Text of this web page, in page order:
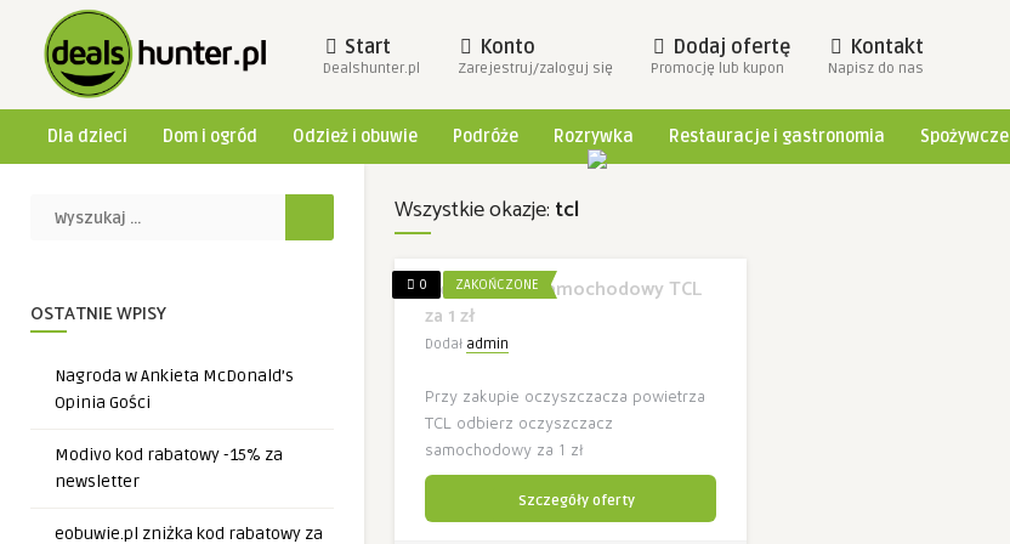
Start
Dealshunter.pl
Konto
Zarejestruj/zaloguj się
Dodaj ofertę
Promocję lub kupon
Kontakt
Napisz do nas
Dla dzieci Dom i ogród Odzież i obuwie Podróże Rozrywka Restauracje i gastronomia Spożywcze
OSTATNIE WPISY
Nagroda w Ankieta McDonald’s
Opinia Gości
Modivo kod rabatowy -15% za
newsletter
eobuwie.pl zniżka kod rabatowy za
Wszystkie okazje: tcl
0 ZAKOŃCZONE
Oczyszczacz samochodowy TCL
za 1 zł
Dodał admin
Przy zakupie oczyszczacza powietrza
TCL odbierz oczyszczacz
samochodowy za 1 zł
Szczegóły oferty